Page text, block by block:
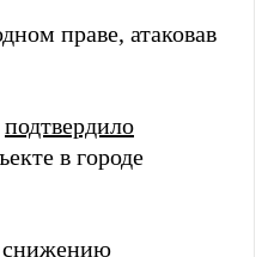
праве, атаковав
подтвердило
в городе